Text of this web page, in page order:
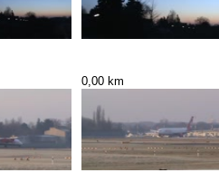
0,00 km